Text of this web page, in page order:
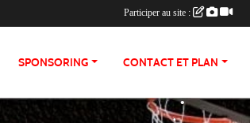
SPONSORING CONTACT ET PLAN
Participer au site :